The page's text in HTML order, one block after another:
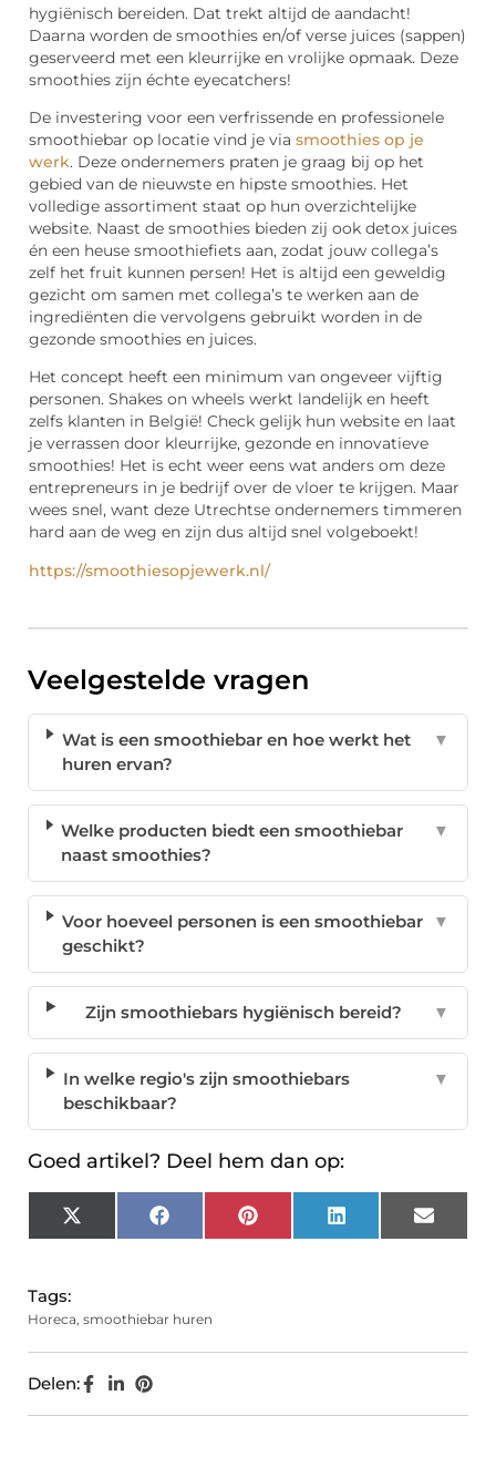
hygiënisch bereiden. Dat trekt altijd de aandacht!
Daarna worden de smoothies en/of verse juices (sappen)
geserveerd met een kleurrijke en vrolijke opmaak. Deze
smoothies zijn échte eyecatchers!
De investering voor een verfrissende en professionele
smoothiebar op locatie vind je via smoothies op je
werk. Deze ondernemers praten je graag bij op het
gebied van de nieuwste en hipste smoothies. Het
volledige assortiment staat op hun overzichtelijke
website. Naast de smoothies bieden zij ook detox juices
én een heuse smoothiefiets aan, zodat jouw collega’s
zelf het fruit kunnen persen! Het is altijd een geweldig
gezicht om samen met collega’s te werken aan de
ingrediënten die vervolgens gebruikt worden in de
gezonde smoothies en juices.
Het concept heeft een minimum van ongeveer vijftig
personen. Shakes on wheels werkt landelijk en heeft
zelfs klanten in België! Check gelijk hun website en laat
je verrassen door kleurrijke, gezonde en innovatieve
smoothies! Het is echt weer eens wat anders om deze
entrepreneurs in je bedrijf over de vloer te krijgen. Maar
wees snel, want deze Utrechtse ondernemers timmeren
hard aan de weg en zijn dus altijd snel volgeboekt!
https://smoothiesopjewerk.nl/
Veelgestelde vragen
Wat is een smoothiebar en hoe werkt het
huren ervan?
▼
Welke producten biedt een smoothiebar
naast smoothies?
▼
Voor hoeveel personen is een smoothiebar
geschikt?
▼
Zijn smoothiebars hygiënisch bereid? ▼
In welke regio's zijn smoothiebars
beschikbaar?
▼
Goed artikel? Deel hem dan op:
X
(Twitter)
FacebookPinterest LinkedIn Email
Tags:
Horeca, smoothiebar huren
Delen: